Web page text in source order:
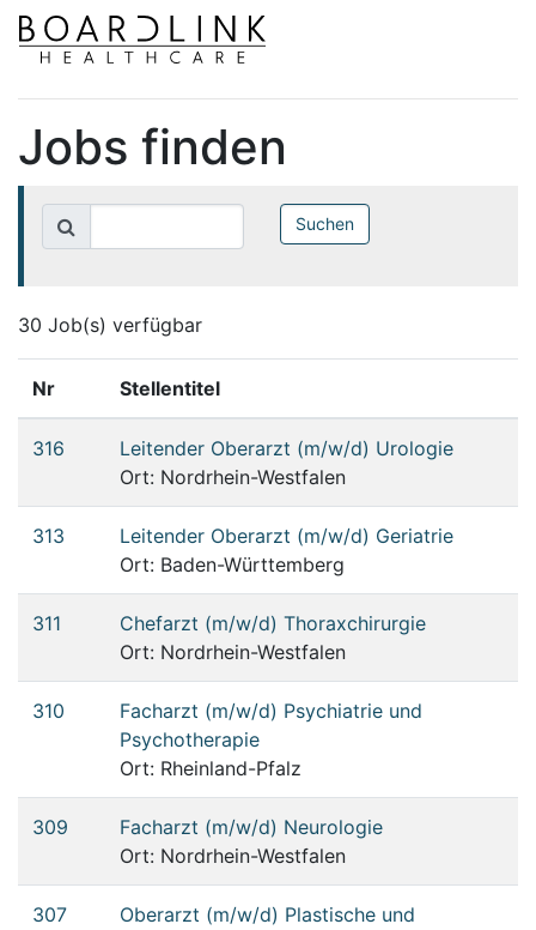
Jobs finden
30 Job(s) verfügbar
Nr Stellentitel
316
Leitender Oberarzt (m/w/d) Urologie
Ort: Nordrhein-Westfalen
313
Leitender Oberarzt (m/w/d) Geriatrie
Ort: Baden-Württemberg
311
Chefarzt (m/w/d) Thoraxchirurgie
Ort: Nordrhein-Westfalen
310
Facharzt (m/w/d) Psychiatrie und
Psychotherapie
Ort: Rheinland-Pfalz
309
Facharzt (m/w/d) Neurologie
Ort: Nordrhein-Westfalen
307
Oberarzt (m/w/d) Plastische und